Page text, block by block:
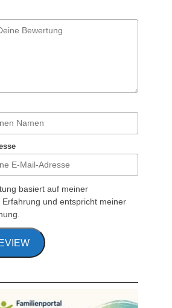
basiert auf meiner
Erfahrung und entspricht meiner